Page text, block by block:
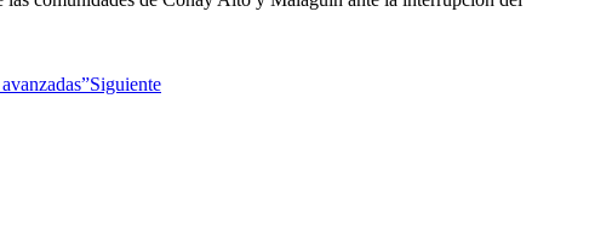
Siguiente